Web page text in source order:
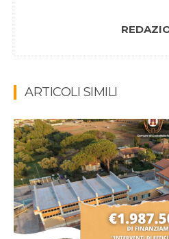
ARTICOLI SIMILI